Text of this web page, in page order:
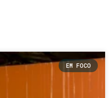
EM FOCO